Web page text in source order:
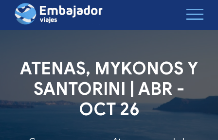
ATENAS, MYKONOS Y
SANTORINI | ABR -
OCT 26